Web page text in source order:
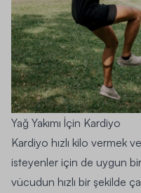
Yağ Yakımı İçin Kardiyo
Kardiyo hızlı kilo vermek
isteyenler için de uygun
vücudun hızlı bir şekilde